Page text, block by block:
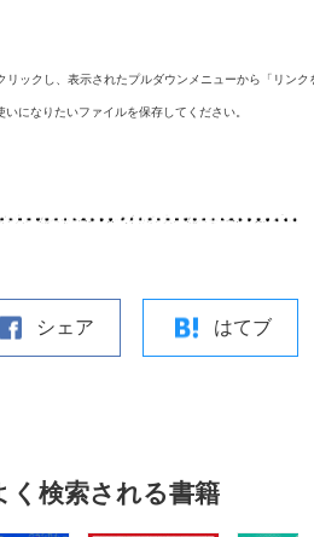
ックし、表示されたプルダウンメニューから「リンク
になりたいファイルを保存してください。
シェア はてブ
く検索される書籍